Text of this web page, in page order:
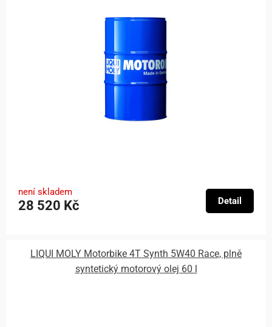
není skladem
28 520 Kč Detail
LIQUI MOLY Motorbike 4T Synth 5W40 Race, plně
syntetický motorový olej 60 l